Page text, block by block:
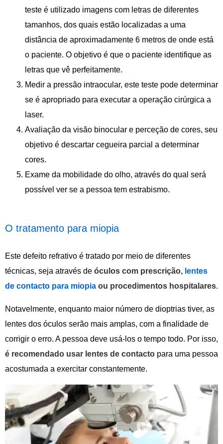
teste é utilizado imagens com letras de diferentes
tamanhos, dos quais estão localizadas a uma
distância de aproximadamente 6 metros de onde está
o paciente. O objetivo é que o paciente identifique as
letras que vê perfeitamente.
Medir a pressão intraocular, este teste pode determinar
se é apropriado para executar a operação cirúrgica a
laser.
Avaliação da visão binocular e perceção de cores, seu
objetivo é descartar cegueira parcial a determinar
cores.
Exame da mobilidade do olho, através do qual será
possível ver se a pessoa tem estrabismo.
O tratamento para miopia
Este defeito refrativo é tratado por meio de diferentes
técnicas, seja através de óculos com prescrição, lentes
de contacto para miopia ou procedimentos hospitalares.
Notavelmente, enquanto maior número de dioptrias tiver, as
lentes dos óculos serão mais amplas, com a finalidade de
corrigir o erro. A pessoa deve usá-los o tempo todo. Por isso,
é recomendado usar lentes de contacto para uma pessoa
acostumada a exercitar constantemente.